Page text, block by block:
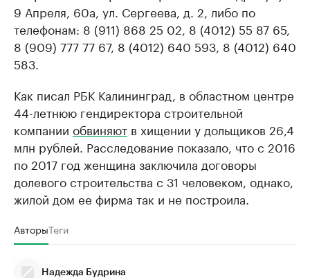
9 Апреля, 60а, ул. Сергеева, д. 2, либо по
телефонам: 8 (911) 868 25 02, 8 (4012) 55 87 65,
8 (909) 777 77 67, 8 (4012) 640 593, 8 (4012) 640
583.
Как писал РБК Калининград, в областном центре
44-летнюю гендиректора строительной
компании обвиняют в хищении у дольщиков 26,4
млн рублей. Расследование показало, что с 2016
по 2017 год женщина заключила договоры
долевого строительства с 31 человеком, однако,
жилой дом ее фирма так и не построила.
АвторыТеги
Надежда Будрина